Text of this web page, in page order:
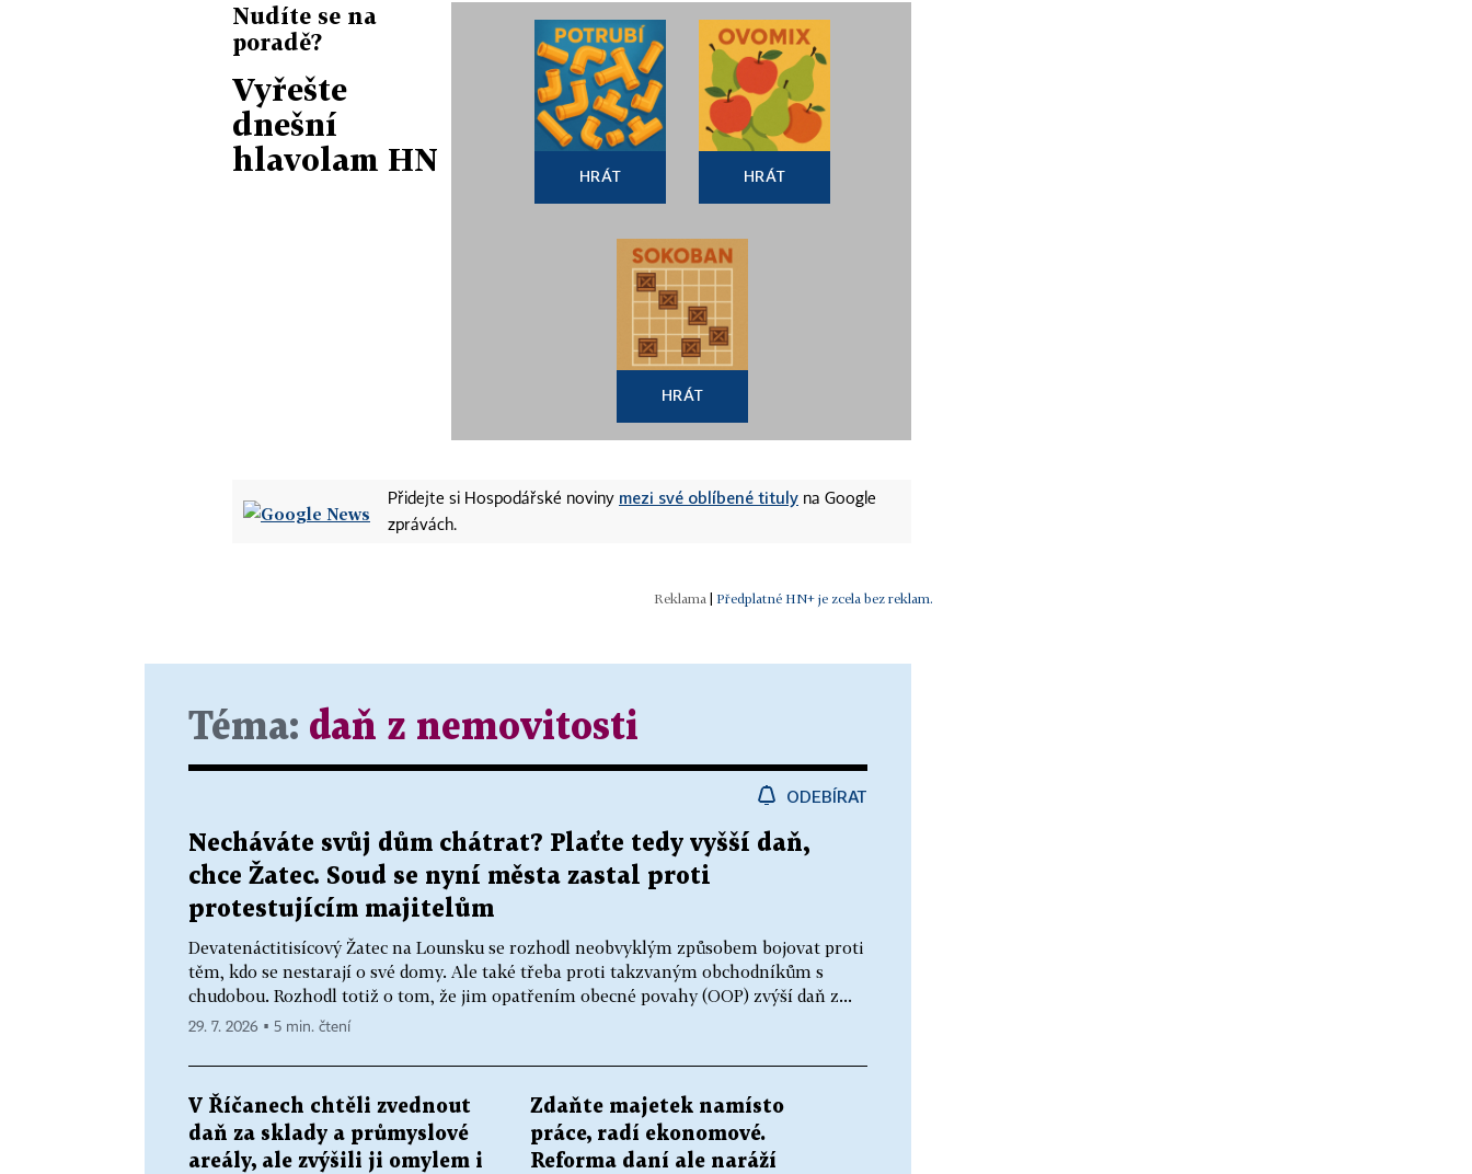
Nudíte se na
poradě?
Vyřešte
dnešní
hlavolam HN
HRÁT HRÁT
HRÁT
Přidejte si Hospodářské noviny mezi své oblíbené tituly na Google
zprávách.
| Předplatné HN+ je zcela bez reklam.
Téma: daň z nemovitosti
ODEBÍRAT
Necháváte svůj dům chátrat? Plaťte tedy vyšší daň,
chce Žatec. Soud se nyní města zastal proti
protestujícím majitelům
Devatenáctitisícový Žatec na Lounsku se rozhodl neobvyklým způsobem bojovat proti
těm, kdo se nestarají o své domy. Ale také třeba proti takzvaným obchodníkům s
chudobou. Rozhodl totiž o tom, že jim opatřením obecné povahy (OOP) zvýší daň z...
29. 7. 2026 ▪ 5 min. čtení
V Říčanech chtěli zvednout
daň za sklady a průmyslové
areály, ale zvýšili ji omylem i
Zdaňte majetek namísto
práce, radí ekonomové.
Reforma daní ale naráží